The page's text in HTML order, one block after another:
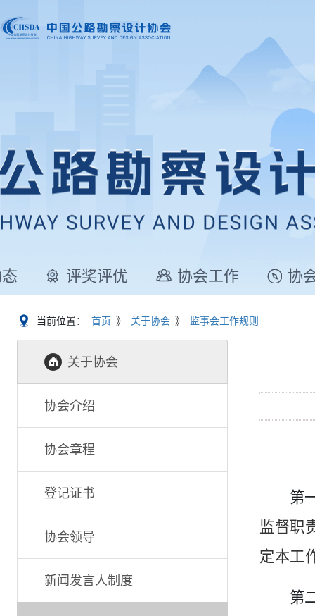
评奖评优 协会工作 协
当前位置： 首页 》 关于协会 》 监事会工作规则
关于协会
协会介绍
协会章程
登记证书
协会领导
新闻发言人制度
第
监督职
定本工
第